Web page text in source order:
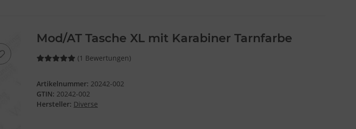
Mod/AT Tasche XL mit Karabiner Tarnfarbe
(1 Bewertungen)
Artikelnummer: 20242-002
GTIN: 20242-002
Hersteller: Diverse